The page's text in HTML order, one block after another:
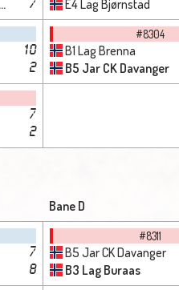
7 E4 Lag Bjørnstad
10
2
#8304
B1 Lag Brenna
B5 Jar CK Davanger
7
2
Bane D
7
8
#8311
B5 Jar CK Davanger
B3 Lag Buraas